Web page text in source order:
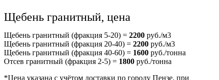
Щебень гранитный, цена
Щебень гранитный (фракция 5-20) = 2200 руб./м3
Щебень гранитный (фракция 20-40) = 2200 руб./м3
Щебень гранитный (фракция 40-60) = 1600 руб./тонна
Отсев гранитный (фракция 2-5) = 1800 руб./тонна
*Цена указана с учётом доставки по городу Пензе, при